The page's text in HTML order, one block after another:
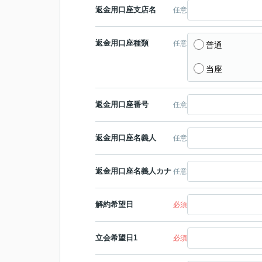
返金用口座支店名 任意
返金用口座種類 任意 普通
当座
返金用口座番号 任意
返金用口座名義人 任意
返金用口座名義人カナ 任意
解約希望日 必須
立会希望日1 必須